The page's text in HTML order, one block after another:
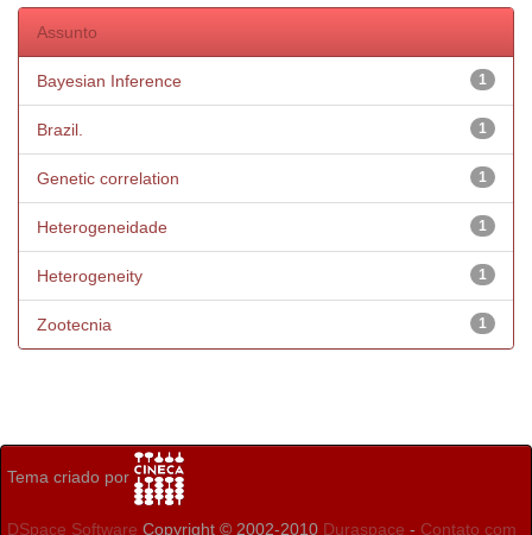
Assunto
1
Bayesian Inference
1
Brazil.
1
Genetic correlation
1
Heterogeneidade
1
Heterogeneity
1
Zootecnia
Tema criado por
DSpace Software Copyright © 2002-2010 Duraspace - Contato com